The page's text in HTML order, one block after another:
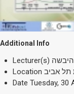
Lecture Series
Live Webcast
Society & Politics
TAU General
Additional Info
Lecturer(s)
Location תל אביב
Date Tuesday, 30